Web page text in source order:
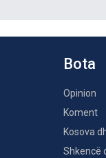
Bota
Opinion
Koment
Kosova
Shkencë